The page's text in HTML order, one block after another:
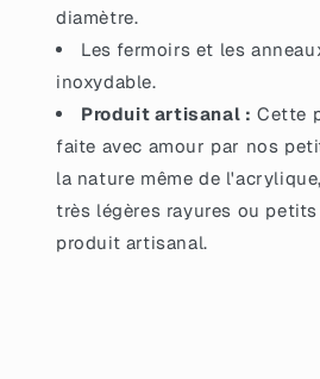
diamètre.
Les fermoirs et les
inoxydable.
Produit artisanal : Cette
faite avec amour par nos
la nature même de
très légères rayures ou
produit artisanal.